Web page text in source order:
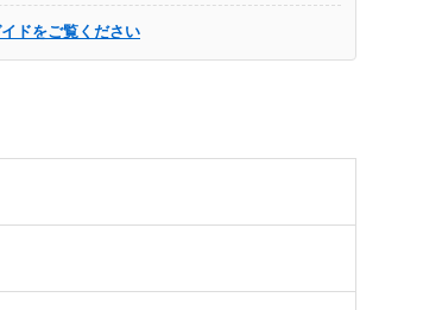
ドをご覧ください